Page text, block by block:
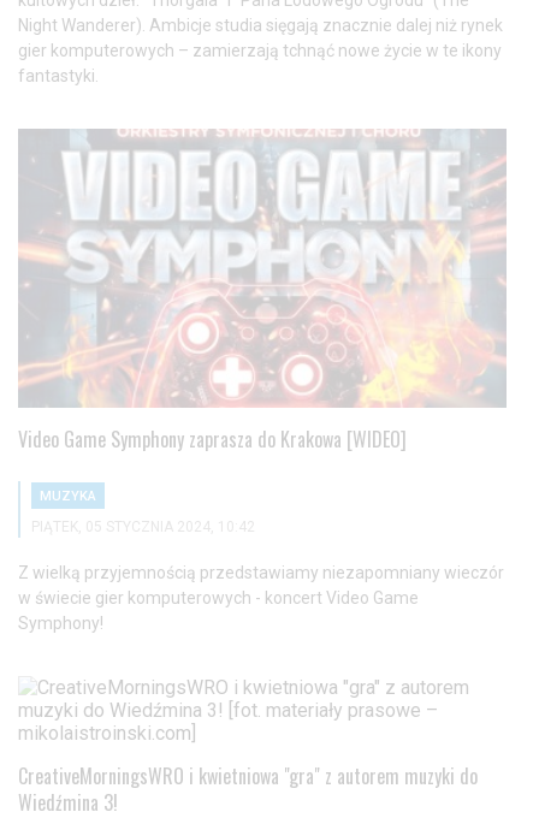
Night Wanderer). Ambicje studia sięgają znacznie dalej niż rynek
gier komputerowych – zamierzają tchnąć nowe życie w te ikony
fantastyki.
Video Game Symphony zaprasza do Krakowa [WIDEO]
MUZYKA
PIĄTEK, 05 STYCZNIA 2024, 10:42
Z wielką przyjemnością przedstawiamy niezapomniany wieczór
w świecie gier komputerowych - koncert Video Game
Symphony!
CreativeMorningsWRO i kwietniowa "gra" z autorem muzyki do
Wiedźmina 3!